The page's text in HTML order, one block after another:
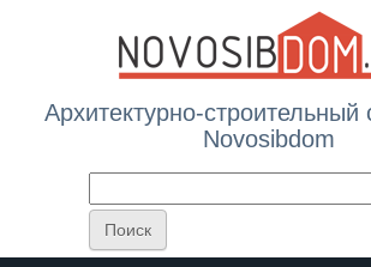
Архитектурно-строительный
Novosibdom